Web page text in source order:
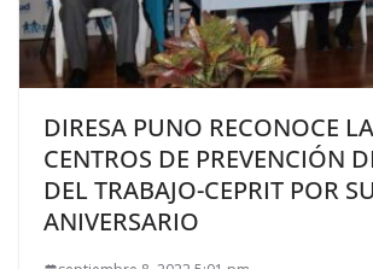
DIRESA PUNO RECONOCE
CENTROS DE PREVENCIÓN
DEL TRABAJO-CEPRIT POR
ANIVERSARIO